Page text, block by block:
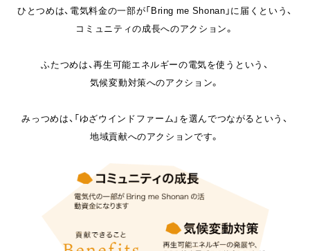
ひとつめは、電気料金の一部が「Bring me Shonan」に届くという、
コミュニティの成長へのアクション。
ふたつめは、再生可能エネルギーの電気を使うという、
気候変動対策へのアクション。
みっつめは、「ゆざウインドファーム」を選んでつながるという、
地域貢献へのアクションです。